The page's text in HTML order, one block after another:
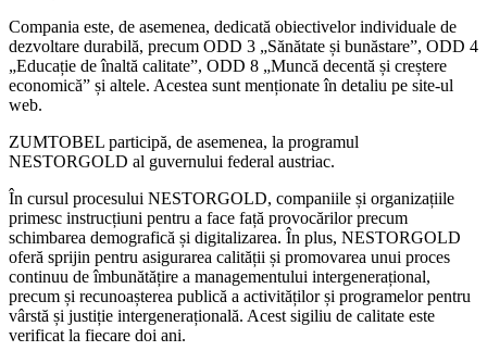
Compania este, de asemenea, dedicată obiectivelor individuale de
dezvoltare durabilă, precum ODD 3 „Sănătate și bunăstare”, ODD 4
„Educație de înaltă calitate”, ODD 8 „Muncă decentă și creștere
economică” și altele. Acestea sunt menționate în detaliu pe site-ul
web.
ZUMTOBEL participă, de asemenea, la programul
NESTORGOLD al guvernului federal austriac.
În cursul procesului NESTORGOLD, companiile și organizațiile
primesc instrucțiuni pentru a face față provocărilor precum
schimbarea demografică și digitalizarea. În plus, NESTORGOLD
oferă sprijin pentru asigurarea calității și promovarea unui proces
continuu de îmbunătățire a managementului intergenerațional,
precum și recunoașterea publică a activităților și programelor pentru
vârstă și justiție intergenerațională. Acest sigiliu de calitate este
verificat la fiecare doi ani.